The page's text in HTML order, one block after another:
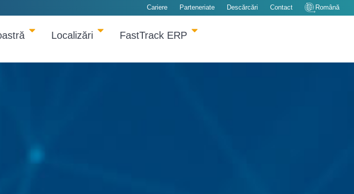
Cariere Parteneriate Descărcări Contact Română
Localizări FastTrack ERP